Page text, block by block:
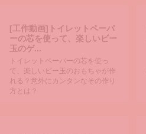
[工作動画]トイレットペーパ
ーの芯を使って、楽しいビー
玉のゲ...
トイレットペーパーの芯を使っ
て、楽しいビー玉のおもちゃが作
れる？意外にカンタンなその作り
方とは？